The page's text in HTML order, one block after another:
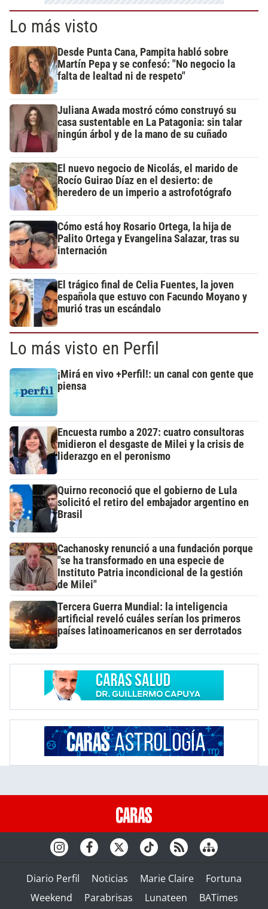
Lo más visto
Desde Punta Cana, Pampita habló sobre
Martín Pepa y se confesó: "No negocio la
falta de lealtad ni de respeto"
Juliana Awada mostró cómo construyó su
casa sustentable en La Patagonia: sin talar
ningún árbol y de la mano de su cuñado
El nuevo negocio de Nicolás, el marido de
Rocío Guirao Díaz en el desierto: de
heredero de un imperio a astrofotógrafo
Cómo está hoy Rosario Ortega, la hija de
Palito Ortega y Evangelina Salazar, tras su
internación
El trágico final de Celia Fuentes, la joven
española que estuvo con Facundo Moyano y
murió tras un escándalo
Lo más visto en Perfil
¡Mirá en vivo +Perfil!: un canal con gente que
piensa
Encuesta rumbo a 2027: cuatro consultoras
midieron el desgaste de Milei y la crisis de
liderazgo en el peronismo
Quirno reconoció que el gobierno de Lula
solicitó el retiro del embajador argentino en
Brasil
Cachanosky renunció a una fundación porque
"se ha transformado en una especie de
Instituto Patria incondicional de la gestión
de Milei"
Tercera Guerra Mundial: la inteligencia
artificial reveló cuáles serían los primeros
países latinoamericanos en ser derrotados
Diario Perfil Noticias Marie Claire
Fortuna
Weekend
Parabrisas Lunateen BATimes